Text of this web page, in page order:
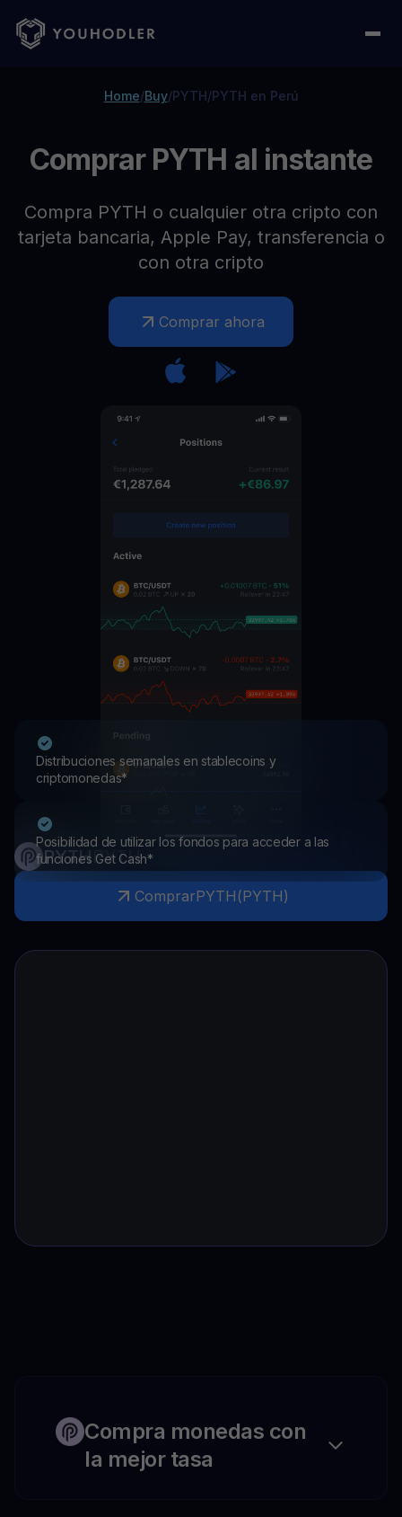
Home/Buy/PYTH/PYTH en Perú
Comprar PYTH al instante
Compra PYTH o cualquier otra cripto con
tarjeta bancaria, Apple Pay, transferencia o
con otra cripto
Comprar ahora
Distribuciones semanales en stablecoins y
criptomonedas*
Posibilidad de utilizar los fondos para acceder a las
funciones Get Cash*
PYTHPYTH
ComprarPYTH(PYTH)
Compra monedas con
la mejor tasa